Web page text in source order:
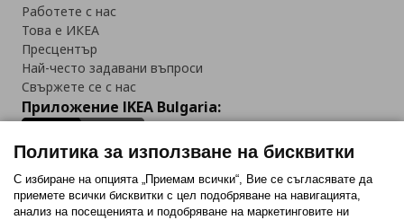
Работете с нас
Това е ИКЕА
Пресцентър
Най-често задавани въпроси
Свържете се с нас
Приложение IKEA Bulgaria:
Последвайте ни:
Политика за използване на бисквитки
С избиране на опцията „Приемам всички“, Вие се съгласявате да
приемете всички бисквитки с цел подобряване на навигацията,
анализ на посещенията и подобряване на маркетинговите ни